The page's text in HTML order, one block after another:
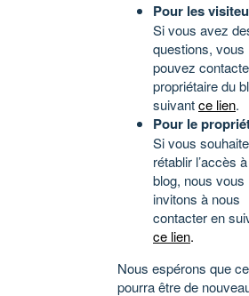
Pour les
Si vous avez
questions, vous
pouvez
propriétaire du
suivantce lien.
Pour le
Si vous
rétablir l’accès
blog, nous vous
invitons à nous
contacter en
ce lien.
Nous espérons que
pourra être de